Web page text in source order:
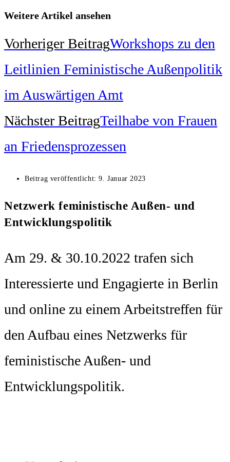
Weitere Artikel ansehen
Vorheriger BeitragWorkshops zu den
Leitlinien Feministische Außenpolitik
im Auswärtigen Amt
Nächster BeitragTeilhabe von Frauen
an Friedensprozessen
Beitrag veröffentlicht: 9. Januar 2023
Netzwerk feministische Außen- und
Entwicklungspolitik
Am 29. & 30.10.2022 trafen sich
Interessierte und Engagierte in Berlin
und online zu einem Arbeitstreffen für
den Aufbau eines Netzwerks für
feministische Außen- und
Entwicklungspolitik.